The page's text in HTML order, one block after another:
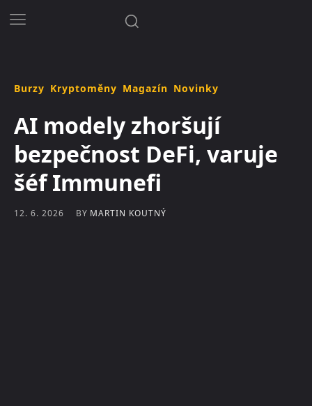
Burzy Kryptoměny Magazín Novinky
AI modely zhoršují
bezpečnost DeFi, varuje
šéf Immunefi
12. 6. 2026 BY MARTIN KOUTNÝ